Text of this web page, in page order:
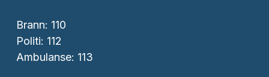
Brann: 110
Politi: 112
Ambulanse: 113